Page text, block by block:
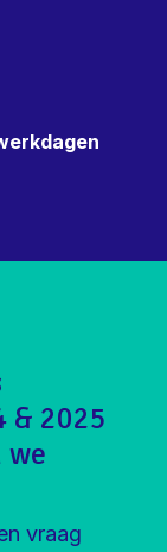
& 2025
we
vraag